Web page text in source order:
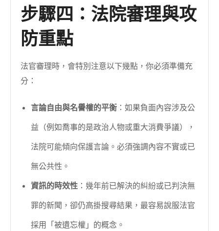
步驟四：法院審理與攻
防重點
法官審理時，會特別注意以下幾點，你必須準備充
分：
言論自由與名譽權的平衡 ：如果負面內容涉及公
益（例如喬事的是政治人物或重大消費爭議），
法院可能傾向保護言論。必須強調內容不實或已
無公共性。
資訊的時效性 ：幾年前已解決的糾紛或已判決無
罪的新聞，卻仍高掛搜尋結果，最容易說服法官
採用「被遺忘權」的概念。